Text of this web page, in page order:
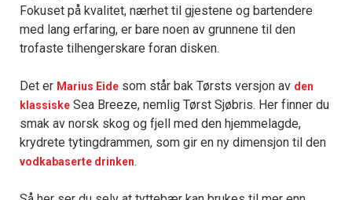
Fokuset på kvalitet, nærhet til gjestene og bartendere
med lang erfaring, er bare noen av grunnene til den
trofaste tilhengerskare foran disken.
Det er Marius Eide som står bak Tørsts versjon av den
klassiske Sea Breeze, nemlig Tørst Sjøbris. Her finner du
smak av norsk skog og fjell med den hjemmelagde,
krydrete tytingdrammen, som gir en ny dimensjon til den
vodkabaserte drinken.